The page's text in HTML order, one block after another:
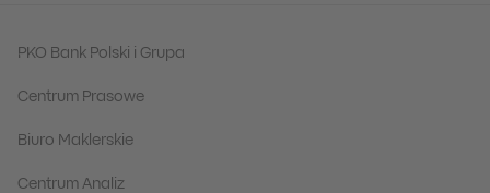
PKO Bank Polski i Grupa
Centrum Prasowe
Biuro Maklerskie
Centrum Analiz